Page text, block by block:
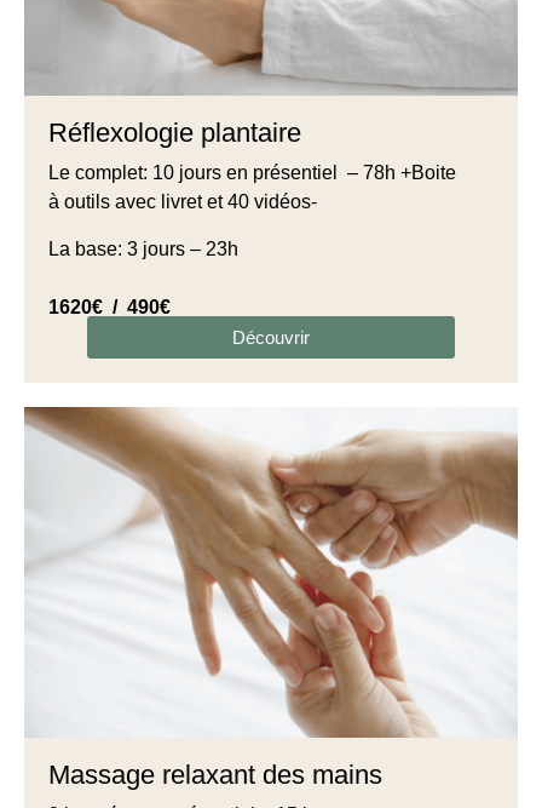
Réflexologie plantaire
Le complet: 10 jours en présentiel – 78h +Boite
à outils avec livret et 40 vidéos-
La base: 3 jours – 23h
1620€ / 490€
Découvrir
Massage relaxant des mains